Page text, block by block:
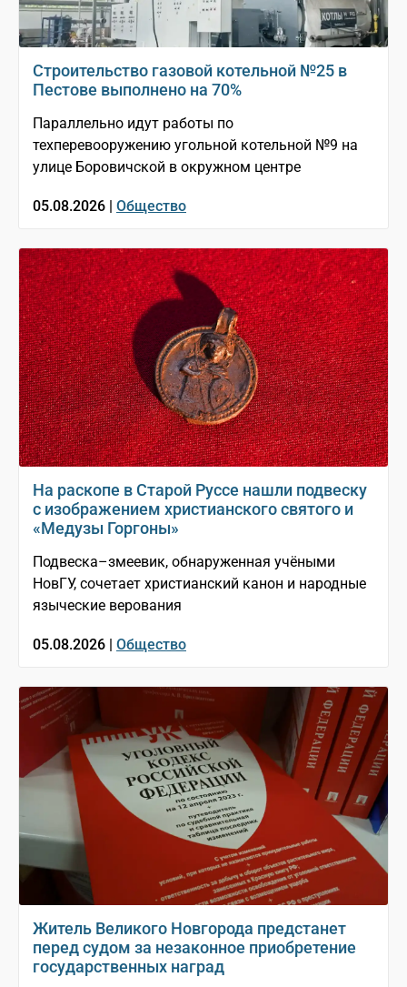
Строительство газовой котельной №25 в
Пестове выполнено на 70%
Параллельно идут работы по
техперевооружению угольной котельной №9 на
улице Боровичской в окружном центре
05.08.2026 | Общество
На раскопе в Старой Руссе нашли подвеску
с изображением христианского святого и
«Медузы Горгоны»
Подвеска–змеевик, обнаруженная учёными
НовГУ, сочетает христианский канон и народные
языческие верования
05.08.2026 | Общество
Житель Великого Новгорода предстанет
перед судом за незаконное приобретение
государственных наград